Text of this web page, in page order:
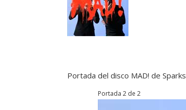
Portada del disco MAD! de Sparks
Portada 2 de 2